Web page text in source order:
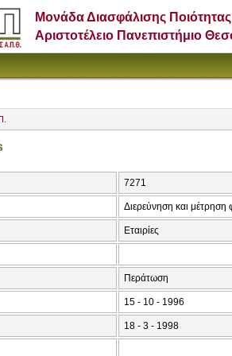
Μονάδα Διασφάλισης Ποιότητας
Αριστοτέλειο Πανεπιστήμιο
7271
Διερεύνηση και μέτρηση
Εταιρίες
Περάτωση
15 - 10 - 1996
18 - 3 - 1998